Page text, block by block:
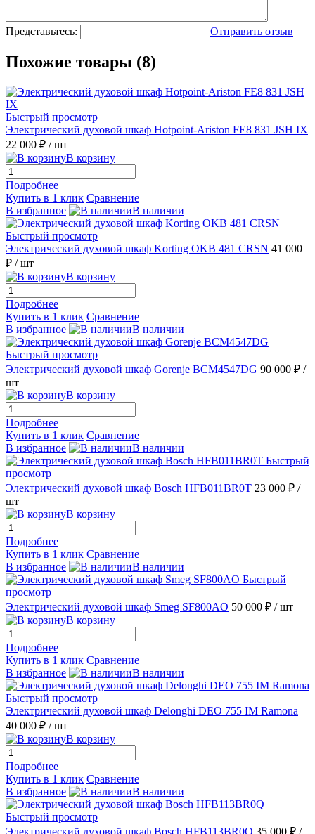
Представьтесь: Отправить отзыв
Похожие товары (8)
Быстрый просмотр
Электрический духовой шкаф Hotpoint-Ariston FE8 831 JSH IX
22 000 ₽ / шт
В корзину
Подробнее
Купить в 1 клик Сравнение
В избранное
В наличии
Быстрый просмотр
Электрический духовой шкаф Korting OKB 481 CRSN 41 000
₽ / шт
В корзину
Подробнее
Купить в 1 клик Сравнение
В избранное
В наличии
Быстрый просмотр
Электрический духовой шкаф Gorenje BCM4547DG 90 000 ₽ /
шт
В корзину
Подробнее
Купить в 1 клик Сравнение
В избранное
В наличии
Быстрый
просмотр
Электрический духовой шкаф Bosch HFB011BR0T 23 000 ₽ /
шт
В корзину
Подробнее
Купить в 1 клик Сравнение
В избранное
В наличии
Быстрый
просмотр
Электрический духовой шкаф Smeg SF800AO 50 000 ₽ / шт
В корзину
Подробнее
Купить в 1 клик Сравнение
В избранное
В наличии
Быстрый просмотр
Электрический духовой шкаф Delonghi DEO 755 IM Ramona
40 000 ₽ / шт
В корзину
Подробнее
Купить в 1 клик Сравнение
В избранное
В наличии
Быстрый просмотр